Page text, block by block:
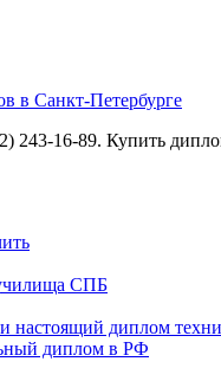
в Санкт-Петербурге
243-16-89. Купить
СПБ
настоящий диплом
диплом в РФ